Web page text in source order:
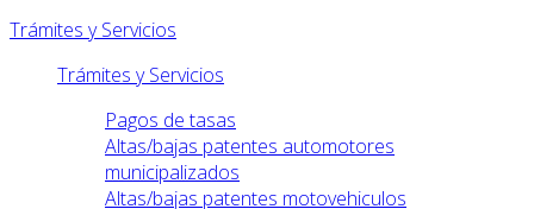
Trámites y Servicios
Trámites y Servicios
Pagos de tasas
Altas/bajas patentes automotores
municipalizados
Altas/bajas patentes motovehiculos